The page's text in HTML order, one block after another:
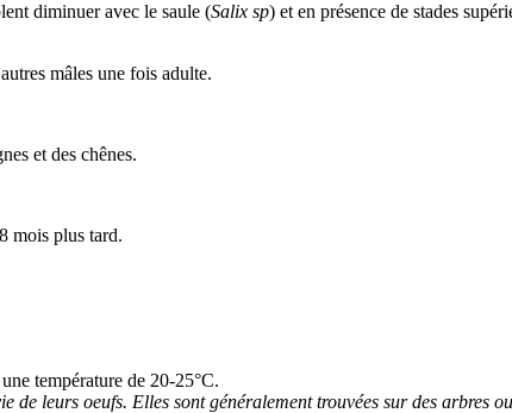
diminuer avec le saule (Salix sp) et en présence de stades
mâles une fois adulte.
et des chênes.
mois plus tard.
température de 20-25°C.
leurs oeufs. Elles sont généralement trouvées sur des arbres